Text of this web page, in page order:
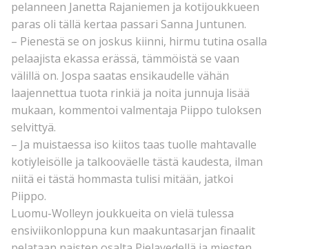
pelanneen Janetta Rajaniemen ja kotijoukkueen
paras oli tällä kertaa passari Sanna Juntunen.
– Pienestä se on joskus kiinni, hirmu tutina osalla
pelaajista ekassa erässä, tämmöistä se vaan
välillä on. Jospa saatas ensikaudelle vähän
laajennettua tuota rinkiä ja noita junnuja lisää
mukaan, kommentoi valmentaja Piippo tuloksen
selvittyä.
– Ja muistaessa iso kiitos taas tuolle mahtavalle
kotiyleisölle ja talkooväelle tästä kaudesta, ilman
niitä ei tästä hommasta tulisi mitään, jatkoi
Piippo.
Luomu-Wolleyn joukkueita on vielä tulessa
ensiviikonloppuna kun maakuntasarjan finaalit